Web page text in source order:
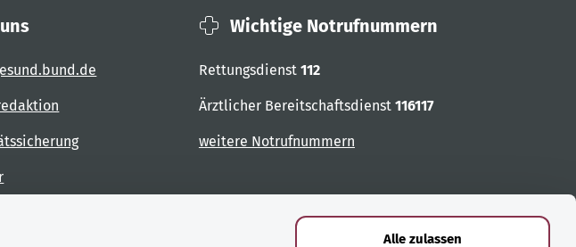
Alle zulassen
Wichtige Notrufnummern
Rettungsdienst 112
Ärztlicher Bereitschaftsdienst 116117
weitere Notrufnummern